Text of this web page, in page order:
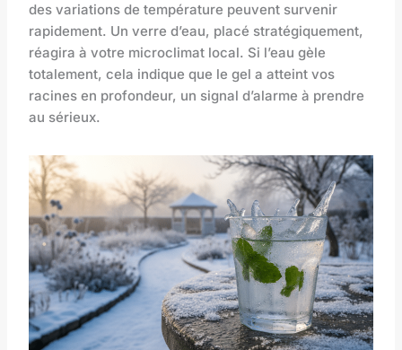
des variations de température peuvent survenir
rapidement. Un verre d’eau, placé stratégiquement,
réagira à votre microclimat local. Si l’eau gèle
totalement, cela indique que le gel a atteint vos
racines en profondeur, un signal d’alarme à prendre
au sérieux.